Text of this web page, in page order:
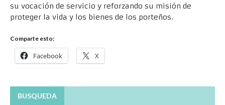
su vocación de servicio y reforzando su misión de
proteger la vida y los bienes de los porteños.
Comparte esto:
Facebook X
BUSQUEDA